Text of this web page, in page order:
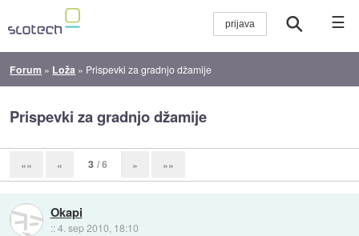
☰
Forum » Loža » Prispevki za gradnjo džamije
Prispevki za gradnjo džamije
«« « 3 / 6 » »»
Okapi
::4. sep 2010, 18:10